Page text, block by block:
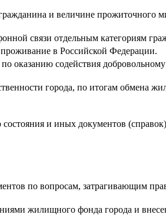
и величине прожиточного
связи отдельным категориям
в Российской Федерации.
оказанию содействия
города, по итогам обмена
и иных документов
по вопросам, затрагивающим
жилищного фонда города и